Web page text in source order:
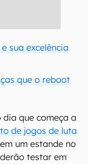
sua excelência
que o reboot
que começa a
de jogos de luta
um estande no
testar em